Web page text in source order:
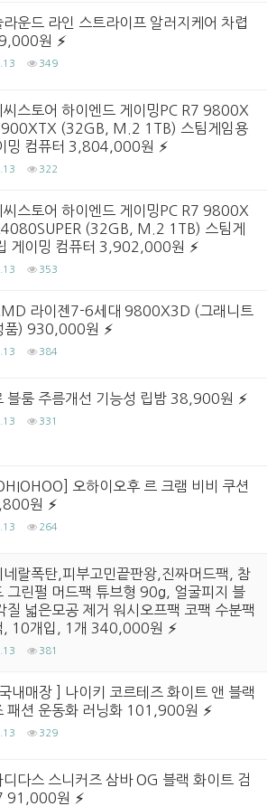
라운드 라인 스트라이프 알러지케어 차렵
원
349
씨스토어 하이엔드 게이밍PC R7 9800X
(32GB, M.2 1TB) 스팀게임용
밍 컴퓨터 3,804,000원
322
씨스토어 하이엔드 게이밍PC R7 9800X
(32GB, M.2 1TB) 스팀게
게이밍 컴퓨터 3,902,000원
353
라이젠7-6세대 9800X3D (그래니트
품) 930,000원
384
블룸 주름개선 기능성 립밤 38,900원
331
오하이오후 르 크램 비비 쿠션
원
264
네랄폭탄,피부고민끝판왕,진짜머드팩, 참
그린펄 머드팩 튜브형 90g, 얼굴피지 블
질 넓은모공 제거 워시오프팩 코팩 수분팩
, 10개입, 1개 340,000원
381
내매장 ] 나이키 코르테즈 화이트 앤 블랙
패션 운동화 러닝화 101,900원
329
디다스 스니커즈 삼바 OG 블랙 화이트 검
91,000원